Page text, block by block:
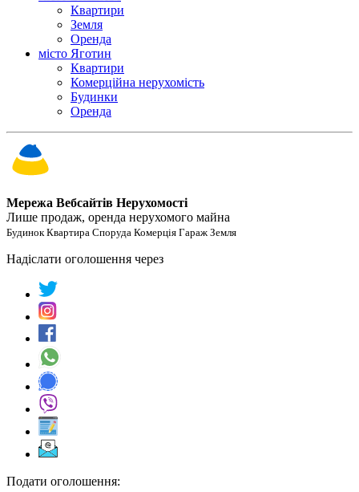
Квартири
Земля
Оренда
місто Яготин
Квартири
Комерційна нерухомість
Будинки
Оренда
Мережа Вебсайтів Нерухомості
Лише продаж, оренда нерухомого майна
Будинок Квартира Споруда Комерція Гараж Земля
Надіслати оголошення через
Подати оголошення: